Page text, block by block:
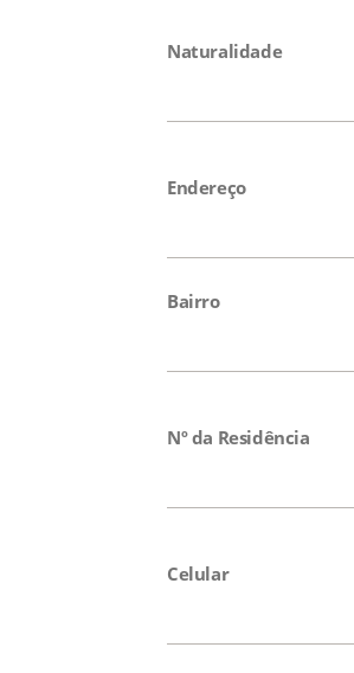
Naturalidade
Endereço
Bairro
Nº da Residência
Celular